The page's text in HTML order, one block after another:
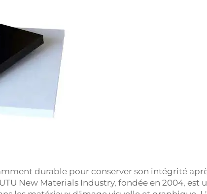
durable pour conserver son intégrité
New Materials Industry, fondée en 2004, est